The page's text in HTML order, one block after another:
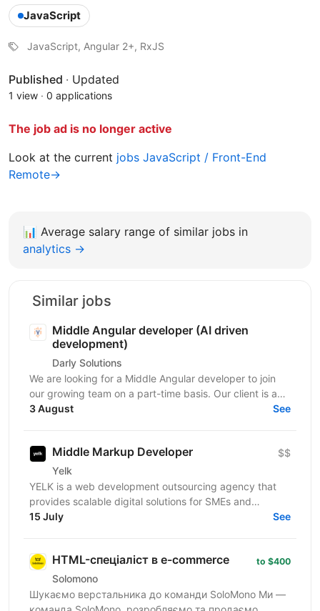
JavaScript
JavaScript, Angular 2+, RxJS
Published · Updated
1 view · 0 applications
The job ad is no longer active
Look at the current jobs JavaScript / Front-End
Remote→
📊 Average salary range of similar jobs in
analytics →
Similar jobs
Middle Angular developer (AI driven
development)
Darly Solutions
We are looking for a Middle Angular developer to join
our growing team on a part-time basis. Our client is a
regulated Swiss wealth manager based in...
3 August See
Middle Markup Developer
Yelk
$$
YELK is a web development outsourcing agency that
provides scalable digital solutions for SMEs and
enterprise clients across the EU and the USA. We...
15 July See
HTML-спеціаліст в e-commerce
Solomono
to $400
Шукаємо верстальника до команди SoloMono Ми —